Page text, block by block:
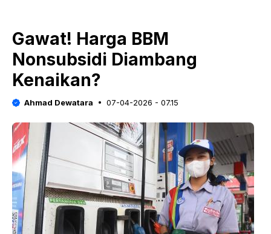
Gawat! Harga BBM
Nonsubsidi Diambang
Kenaikan?
Ahmad Dewatara 07-04-2026 - 07.15